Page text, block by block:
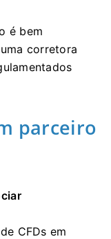
é bem
corretora
parceiro
CFDs em